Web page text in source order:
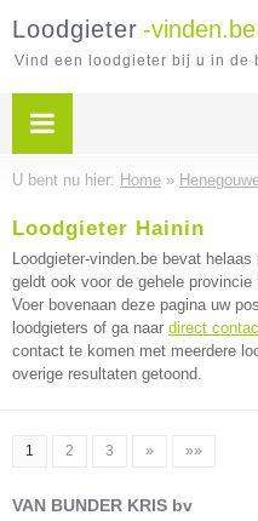
Loodgieter -vinden.be
Vind een loodgieter bij u in de
U bent nu hier: Home »
Loodgieter Hainin
Loodgieter-vinden.be bevat helaas
geldt ook voor de gehele provincie
Voer bovenaan deze pagina uw
loodgieters of ga naar direct
contact te komen met meerdere
overige resultaten getoond.
1 2 3 » »»
VAN BUNDER KRIS bv